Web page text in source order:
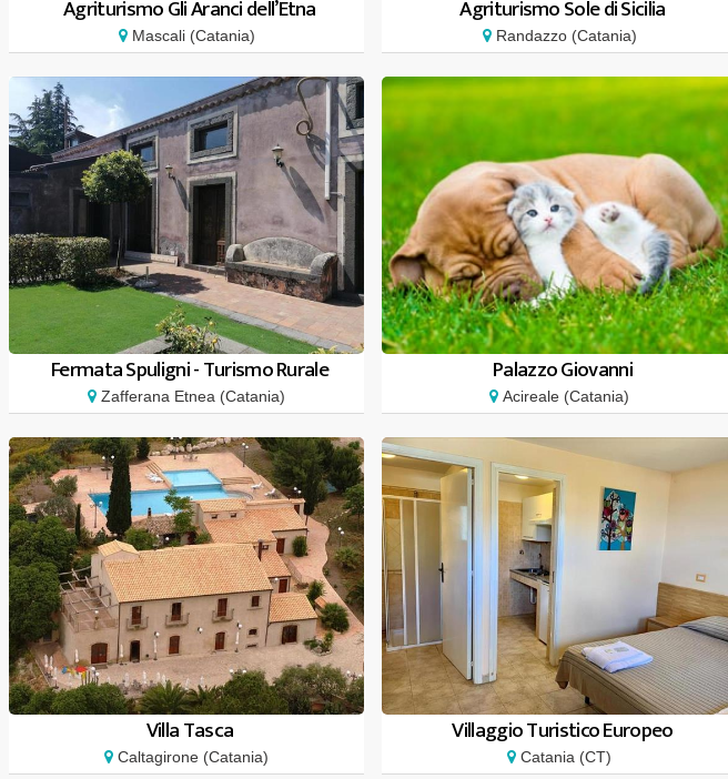
Agriturismo Gli Aranci dell’Etna
Mascali (Catania)
Agriturismo Sole di Sicilia
Randazzo (Catania)
Fermata Spuligni - Turismo Rurale
Zafferana Etnea (Catania)
Palazzo Giovanni
Acireale (Catania)
Villa Tasca
Caltagirone (Catania)
Villaggio Turistico Europeo
Catania (CT)